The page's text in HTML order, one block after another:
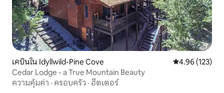
เคบินใน Idyllwild-Pine Cove คะแนนเฉลี่ย
4.96 (123)
Cedar Lodge - a True Mountain Beauty
ความคุ้มค่า · ครอบครัว · ฮีตเตอร์